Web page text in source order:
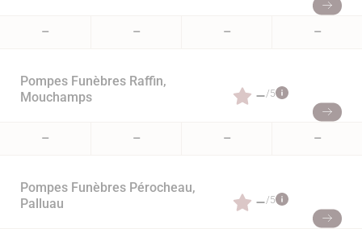
– – – –
Pompes Funèbres Raffin,
Mouchamps
–/5
– – – –
Pompes Funèbres Pérocheau,
Palluau
–/5